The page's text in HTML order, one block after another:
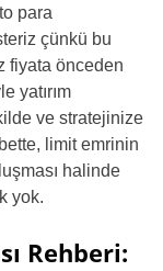
para
çünkü bu
fiyata önceden
yatırım
ve stratejinize
limit emrinin
halinde
yok.
Rehberi: